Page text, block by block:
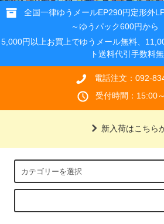
全国一律ゆうメールEP290円定形外
～ゆうパック600円から
5,000円以上お買上でゆうメール無料、
ト送料代引手数料
電話注文：092-
受付時間：15:00
新入荷はこちら